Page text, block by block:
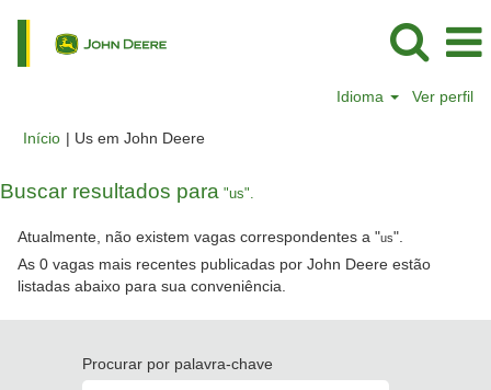
Idioma Ver perfil
Início | Us em John Deere(página
Buscar resultados para "us".
Atualmente, não existem vagas correspondentes a "us".
As 0 vagas mais recentes publicadas por John Deere estão
listadas abaixo para sua conveniência.
Procurar por palavra-chave